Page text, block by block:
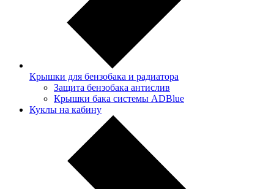
Крышки для бензобака и радиатора
Защита бензобака антислив
Крышки бака системы ADBlue
Куклы на кабину